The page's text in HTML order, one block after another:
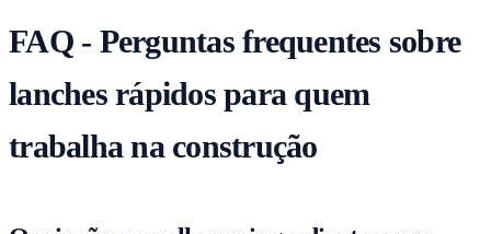
FAQ - Perguntas frequentes sobre
lanches rápidos para quem
trabalha na construção